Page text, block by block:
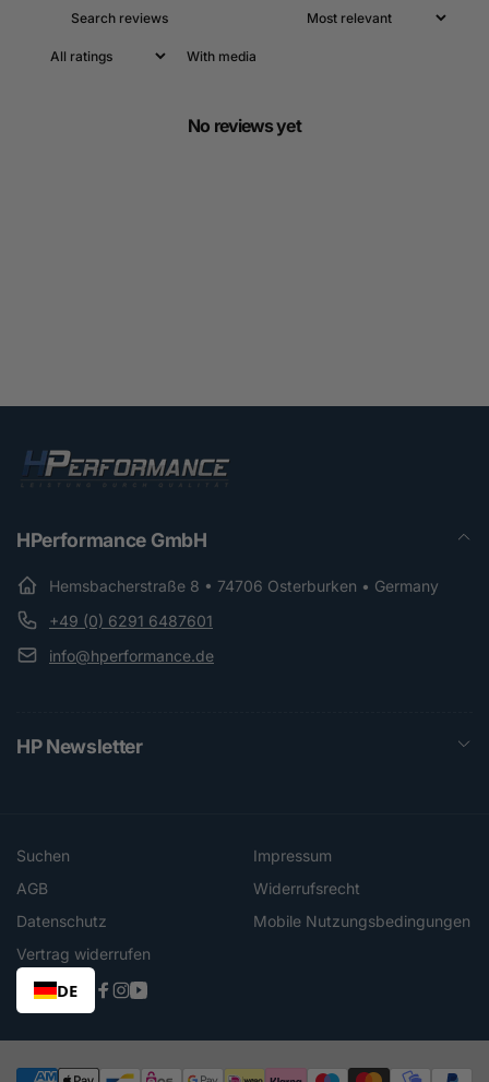
With media
No reviews yet
HPerformance GmbH
Hemsbacherstraße 8 • 74706 Osterburken • Germany
+49 (0) 6291 6487601
info@hperformance.de
HP Newsletter
Suchen
Impressum
AGB
Widerrufsrecht
Datenschutz
Mobile Nutzungsbedingungen
Vertrag widerrufen
DE
Facebook
Instagram
YouTube